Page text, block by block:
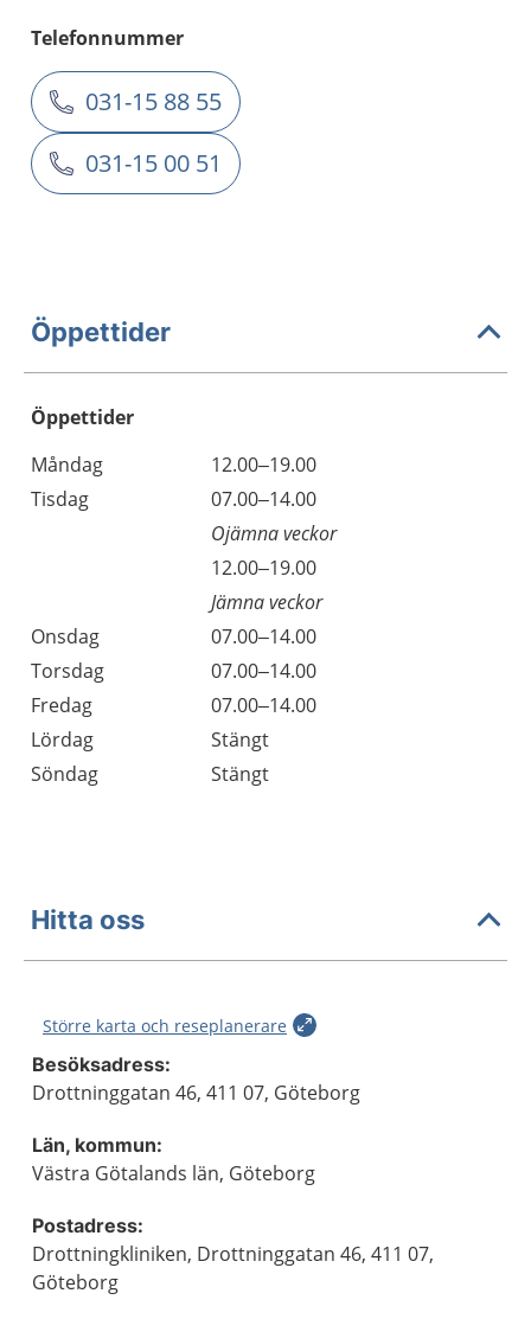
Telefonnummer
031-15 88 55
031-15 00 51
Öppettider
Öppettider
Dag
Öppettider
Kommentarer
Måndag
12.00–19.00
Tisdag
07.00–14.00
Ojämna veckor
12.00–19.00
Jämna veckor
Onsdag
07.00–14.00
Torsdag
07.00–14.00
Fredag
07.00–14.00
Lördag
Stängt
Söndag
Stängt
Hitta oss
Större karta och reseplanerare
Besöksadress:
Drottninggatan 46, 411 07, Göteborg
Län, kommun:
Västra Götalands län, Göteborg
Postadress:
Drottningkliniken, Drottninggatan 46, 411 07,
Göteborg